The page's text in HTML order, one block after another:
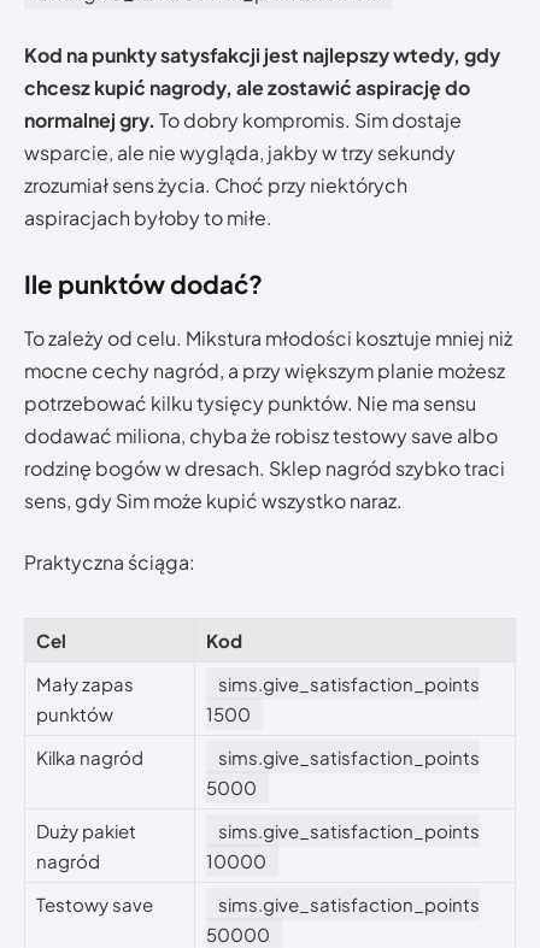
Kod na punkty satysfakcji jest najlepszy wtedy, gdy
chcesz kupić nagrody, ale zostawić aspirację do
normalnej gry. To dobry kompromis. Sim dostaje
wsparcie, ale nie wygląda, jakby w trzy sekundy
zrozumiał sens życia. Choć przy niektórych
aspiracjach byłoby to miłe.
Ile punktów dodać?
To zależy od celu. Mikstura młodości kosztuje mniej niż
mocne cechy nagród, a przy większym planie możesz
potrzebować kilku tysięcy punktów. Nie ma sensu
dodawać miliona, chyba że robisz testowy save albo
rodzinę bogów w dresach. Sklep nagród szybko traci
sens, gdy Sim może kupić wszystko naraz.
Praktyczna ściąga:
Cel
Kod
Mały zapas
punktów
sims.give_satisfaction_points
1500
Kilka nagród
sims.give_satisfaction_points
5000
Duży pakiet
nagród
sims.give_satisfaction_points
10000
Testowy save
sims.give_satisfaction_points
50000